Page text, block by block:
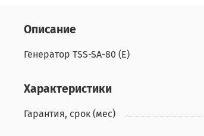
Описание
Генератор TSS-SA-80 (E)
Характеристики
Гарантия, срок (мес)